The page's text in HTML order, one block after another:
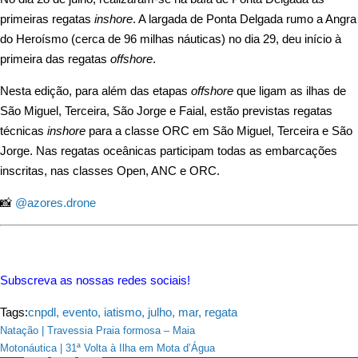
primeiras regatas inshore. A largada de Ponta Delgada rumo a Angra
do Heroísmo (cerca de 96 milhas náuticas) no dia 29, deu início à
primeira das regatas offshore.
Nesta edição, para além das etapas offshore que ligam as ilhas de
São Miguel, Terceira, São Jorge e Faial, estão previstas regatas
técnicas inshore para a classe ORC em São Miguel, Terceira e São
Jorge. Nas regatas oceânicas participam todas as embarcações
inscritas, nas classes Open, ANC e ORC.
📸 @azores.drone
Subscreva as nossas redes sociais!
Tags:cnpdl, evento, iatismo, julho, mar, regata
Navegação
Natação | Travessia Praia formosa – Maia
Motonáutica | 31ª Volta à Ilha em Mota d’Água